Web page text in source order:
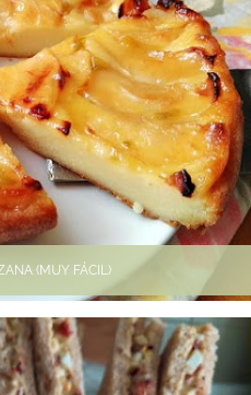
(MUY FÁCIL)